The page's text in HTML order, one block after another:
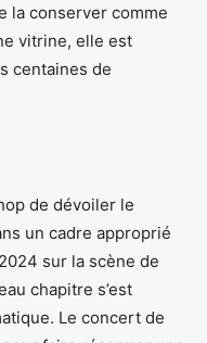
la conserver comme
vitrine, elle est
centaines de
de dévoiler le
un cadre approprié
sur la scène de
chapitre s’est
Le concert de